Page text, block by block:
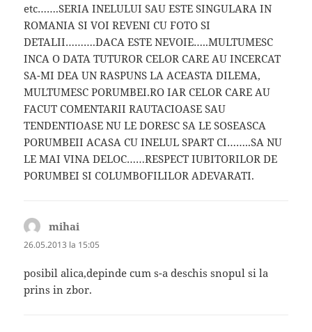
etc…….SERIA INELULUI SAU ESTE SINGULARA IN
ROMANIA SI VOI REVENI CU FOTO SI
DETALII……….DACA ESTE NEVOIE…..MULTUMESC
INCA O DATA TUTUROR CELOR CARE AU INCERCAT
SA-MI DEA UN RASPUNS LA ACEASTA DILEMA,
MULTUMESC PORUMBEI.RO IAR CELOR CARE AU
FACUT COMENTARII RAUTACIOASE SAU
TENDENTIOASE NU LE DORESC SA LE SOSEASCA
PORUMBEII ACASA CU INELUL SPART CI……..SA NU
LE MAI VINA DELOC……RESPECT IUBITORILOR DE
PORUMBEI SI COLUMBOFILILOR ADEVARATI.
mihai
26.05.2013 la 15:05
posibil alica,depinde cum s-a deschis snopul si la
prins in zbor.